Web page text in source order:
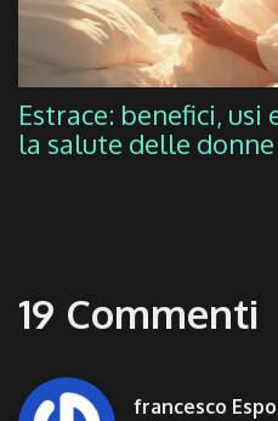
Estrace: benefici,
la salute delle donne
19 Commenti
francesco